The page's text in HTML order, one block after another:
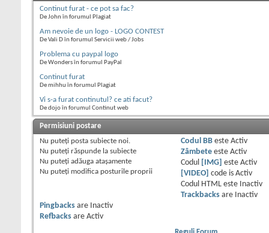
Continut furat - ce pot sa fac?
De John în forumul Plagiat
Am nevoie de un logo - LOGO CONTEST
De Vali D în forumul Servicii web / Jobs
Problema cu paypal logo
De Wonders în forumul PayPal
Continut furat
De mihhu în forumul Plagiat
Vi s-a furat continutul? ce ati facut?
De dojo în forumul Continut web
Permisiuni postare
Nu puteţi posta subiecte noi.
Nu puteţi răspunde la subiecte
Nu puteţi adăuga ataşamente
Nu puteţi modifica posturile proprii
Codul BBeste Activ
Zâmbeteeste Activ
Codul
[IMG] este Activ
[VIDEO] code is Activ
Codul HTML este
Inactiv
Trackbacksare
Inactiv
Pingbacks are
Inactiv
Refbacks are Activ